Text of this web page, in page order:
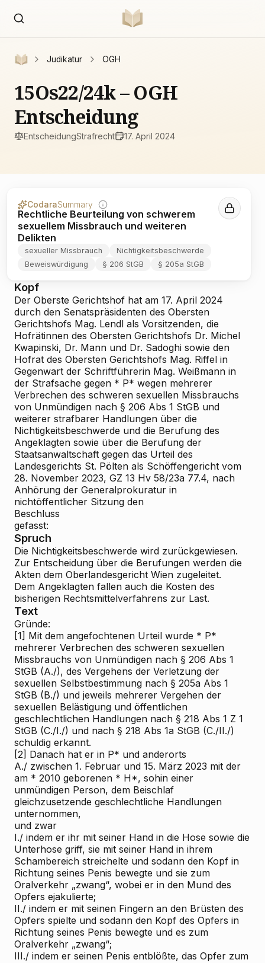
Judikatur OGH
15Os22/24k – OGH
Entscheidung
EntscheidungStrafrecht 17. April 2024
CodaraSummary
Rechtliche Beurteilung von schwerem
sexuellem Missbrauch und weiteren
Delikten
sexueller Missbrauch
Nichtigkeitsbeschwerde
Beweiswürdigung
§ 206 StGB § 205a StGB
Kopf
Der Oberste Gerichtshof hat am 17. April 2024
durch den Senatspräsidenten des Obersten
Gerichtshofs Mag. Lendl als Vorsitzenden, die
Hofrätinnen des Obersten Gerichtshofs Dr. Michel
Kwapinski, Dr. Mann und Dr. Sadoghi sowie den
Hofrat des Obersten Gerichtshofs Mag. Riffel in
Gegenwart der Schriftführerin Mag. Weißmann in
der Strafsache gegen * P* wegen mehrerer
Verbrechen des schweren sexuellen Missbrauchs
von Unmündigen nach § 206 Abs 1 StGB und
weiterer strafbarer Handlungen über die
Nichtigkeitsbeschwerde und die Berufung des
Angeklagten sowie über die Berufung der
Staatsanwaltschaft gegen das Urteil des
Landesgerichts St. Pölten als Schöffengericht vom
28. November 2023, GZ 13 Hv 58/23a 77.4, nach
Anhörung der Generalprokuratur in
nichtöffentlicher Sitzung den
Beschluss
gefasst:
Spruch
Die Nichtigkeitsbeschwerde wird zurückgewiesen.
Zur Entscheidung über die Berufungen werden die
Akten dem Oberlandesgericht Wien zugeleitet.
Dem Angeklagten fallen auch die Kosten des
bisherigen Rechtsmittelverfahrens zur Last.
Text
Gründe:
[1] Mit dem angefochtenen Urteil wurde * P*
mehrerer Verbrechen des schweren sexuellen
Missbrauchs von Unmündigen nach § 206 Abs 1
StGB (A./), des Vergehens der Verletzung der
sexuellen Selbstbestimmung nach § 205a Abs 1
StGB (B./) und jeweils mehrerer Vergehen der
sexuellen Belästigung und öffentlichen
geschlechtlichen Handlungen nach § 218 Abs 1 Z 1
StGB (C./I./) und nach § 218 Abs 1a StGB (C./II./)
schuldig erkannt.
[2] Danach hat er in P* und anderorts
A./ zwischen 1. Februar und 15. März 2023 mit der
am * 2010 geborenen * H*, sohin einer
unmündigen Person, dem Beischlaf
gleichzusetzende geschlechtliche Handlungen
unternommen,
und zwar
I./ indem er ihr mit seiner Hand in die Hose sowie die
Unterhose griff, sie mit seiner Hand in ihrem
Schambereich streichelte und sodann den Kopf in
Richtung seines Penis bewegte und sie zum
Oralverkehr „zwang“, wobei er in den Mund des
Opfers ejakulierte;
II./ indem er mit seinen Fingern an den Brüsten des
Opfers spielte und sodann den Kopf des Opfers in
Richtung seines Penis bewegte und es zum
Oralverkehr „zwang“;
III./ indem er seinen Penis entblößte, das Opfer zum